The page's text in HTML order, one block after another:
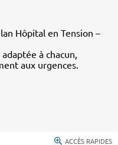
Hôpital en Tension –
à chacun,
aux urgences.
ACCÈS RAPIDES